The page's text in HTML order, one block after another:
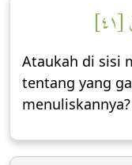
Ataukah di sisi
tentang yang
menuliskannya?